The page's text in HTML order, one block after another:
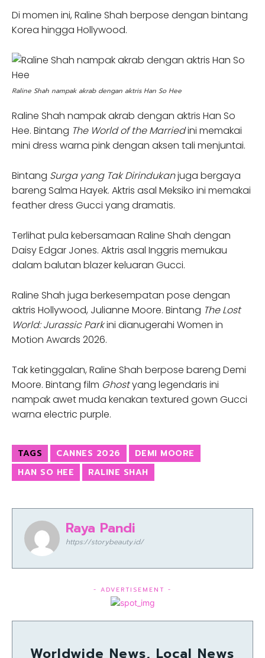
Di momen ini, Raline Shah berpose dengan bintang
Korea hingga Hollywood.
Raline Shah nampak akrab dengan aktris Han So Hee
Raline Shah nampak akrab dengan aktris Han So
Hee. Bintang The World of the Marriedini memakai
mini dress warna pink dengan aksen tali menjuntai.
Bintang Surga yang Tak Dirindukanjuga bergaya
bareng Salma Hayek. Aktris asal Meksiko ini memakai
feather dress Gucci yang dramatis.
Terlihat pula kebersamaan Raline Shah dengan
Daisy Edgar Jones. Aktris asal Inggris memukau
dalam balutan blazer keluaran Gucci.
Raline Shah juga berkesempatan pose dengan
aktris Hollywood, Julianne Moore. Bintang The Lost
World: Jurassic Parkini dianugerahi Women in
Motion Awards 2026.
Tak ketinggalan, Raline Shah berpose bareng Demi
Moore. Bintang film Ghostyang legendaris ini
nampak awet muda kenakan textured gown Gucci
warna electric purple.
TAGS CANNES 2026
DEMI MOORE
HAN SO HEE
RALINE SHAH
Raya Pandi
https://storybeauty.id/
- ADVERTISEMENT -
Worldwide News, Local News